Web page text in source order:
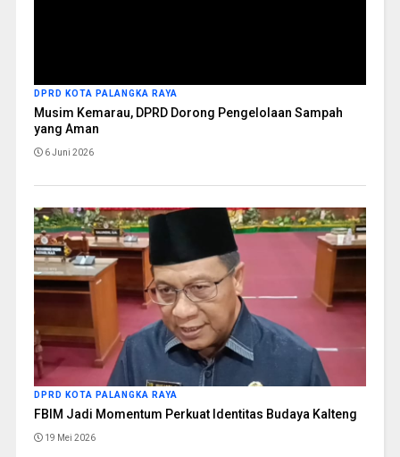
DPRD KOTA PALANGKA RAYA
Musim Kemarau, DPRD Dorong Pengelolaan Sampah
yang Aman
6 Juni 2026
DPRD KOTA PALANGKA RAYA
FBIM Jadi Momentum Perkuat Identitas Budaya Kalteng
19 Mei 2026